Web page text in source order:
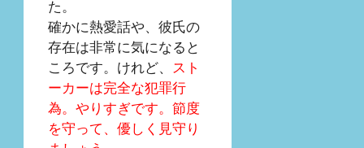
た。
確かに熱愛話や、彼氏の
存在は非常に気になると
ころです。けれど、 スト
ーカーは完全な犯罪行
為。やりすぎです。節度
を守って、優しく見守り